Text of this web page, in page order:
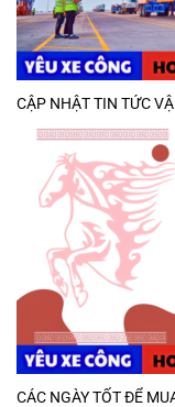
CẬP NHẬT TIN TỨC
CÁC NGÀY TỐT ĐỂ